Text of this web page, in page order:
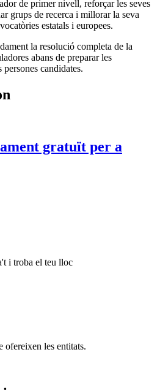
de primer nivell, reforçar les seves
grups de recerca i millorar la seva
estatals i europees.
la resolució completa de la
abans de preparar les
candidates.
gratuït per a
i troba el teu lloc
ofereixen les entitats.